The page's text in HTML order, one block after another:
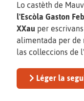
Lo castèth de
l'Escòla Gaston
XXau per
alimentada per de
las colleccions de
Léger la